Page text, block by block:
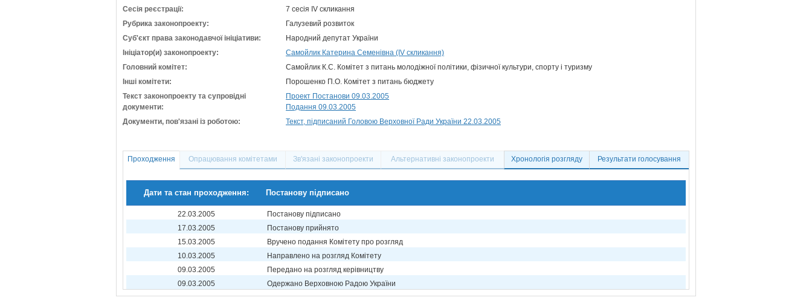
Сесія реєстрації:
7 сесія IV скликання
Рубрика законопроекту:
Галузевий розвиток
Суб'єкт права законодавчої ініціативи:
Народний депутат України
Ініціатор(и) законопроекту:
Самойлик Катерина Семенівна (IV скликання)
Головний комітет:
Самойлик К.С. Комітет з питань молодіжної політики, фізичної культури, спорту і туризму
Інші комітети:
Порошенко П.О. Комітет з питань бюджету
Текст законопроекту та супровідні
документи:
Проект Постанови 09.03.2005
Подання 09.03.2005
Документи, пов'язані із роботою:
Текст, підписаний Головою Верховної Ради України 22.03.2005
Проходження Опрацювання комітетами Зв'язані законопроекти Альтернативні законопроекти Хронологія розгляду Результати голосування
Дати та стан проходження: Постанову підписано
22.03.2005
Постанову підписано
17.03.2005
Постанову прийнято
15.03.2005
Вручено подання Комітету про розгляд
10.03.2005
Направлено на розгляд Комітету
09.03.2005
Передано на розгляд керівництву
09.03.2005
Одержано Верховною Радою України